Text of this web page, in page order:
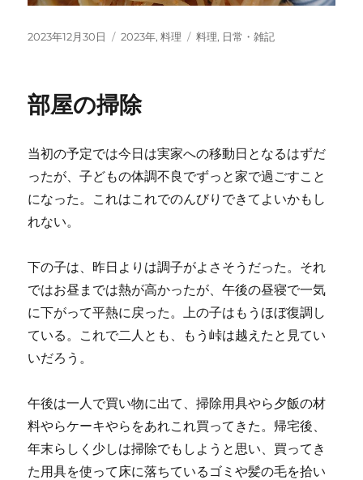
投
2023年12月30日
カ
ー
2023年,料理
タ
料理, 日常・雑記
部屋の掃除
当初の予定では今日は実家への移動日となるはずだ
ったが、子どもの体調不良でずっと家で過ごすこと
になった。これはこれでのんびりできてよいかもし
れない。
下の子は、昨日よりは調子がよさそうだった。それ
ではお昼までは熱が高かったが、午後の昼寝で一気
に下がって平熱に戻った。上の子はもうほぼ復調し
ている。これで二人とも、もう峠は越えたと見てい
いだろう。
午後は一人で買い物に出て、掃除用具やら夕飯の材
料やらケーキやらをあれこれ買ってきた。帰宅後、
年末らしく少しは掃除でもしようと思い、買ってき
た用具を使って床に落ちているゴミや髪の毛を拾い